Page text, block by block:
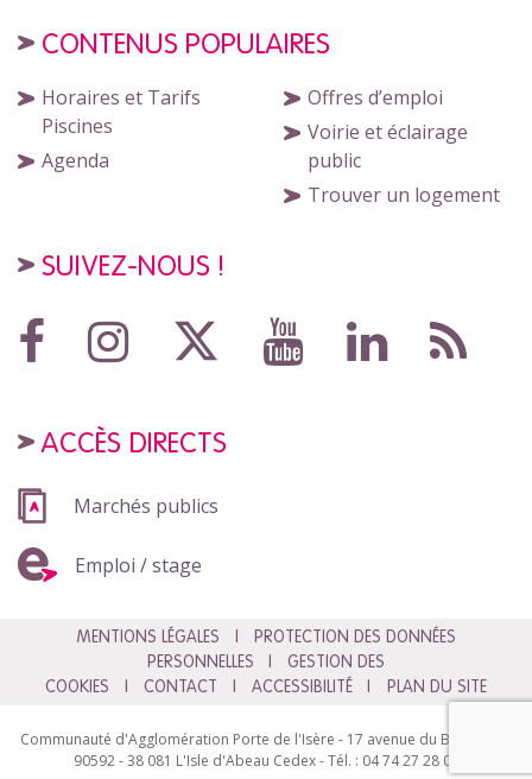
CONTENUS POPULAIRES
Horaires et Tarifs
Piscines
Agenda
Offres d’emploi
Voirie et éclairage
public
Trouver un logement
SUIVEZ-NOUS !
ACCÈS DIRECTS
Marchés publics
Emploi / stage
MENTIONS LÉGALES
PROTECTION DES DONNÉES
PERSONNELLES
GESTION DES
COOKIES
CONTACT ACCESSIBILITÉ PLAN DU SITE
Communauté d'Agglomération Porte de l'Isère - 17 avenue du Bourg - BP
90592 - 38 081 L'Isle d'Abeau Cedex - Tél. : 04 74 27 28 00